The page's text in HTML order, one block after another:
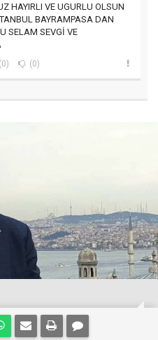
HAYIRLI VE UGURLU OLSUN
BAYRAMPASA DAN
SELAM SEVGİ VE
(0) (0)